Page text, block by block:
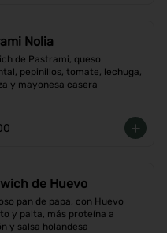
Nolia
de Pastrami, queso
pepinillos, tomate, lechuga,
y mayonesa casera
de Huevo
pan de papa, con Huevo
y palta, más proteína a
y salsa holandesa